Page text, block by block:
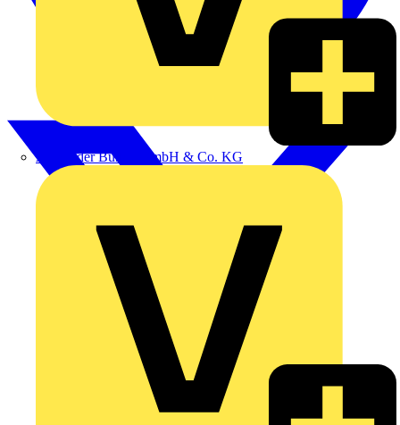
Alexander Bürkle GmbH & Co. KG